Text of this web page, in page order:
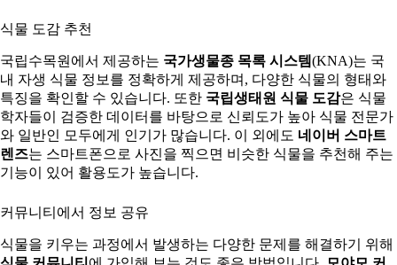
식물 도감 추천
국립수목원에서 제공하는 국가생물종 목록 시스템(KNA)는 국
내 자생 식물 정보를 정확하게 제공하며, 다양한 식물의 형태와
특징을 확인할 수 있습니다. 또한 국립생태원 식물 도감은 식물
학자들이 검증한 데이터를 바탕으로 신뢰도가 높아 식물 전문가
와 일반인 모두에게 인기가 많습니다. 이 외에도 네이버 스마트
렌즈는 스마트폰으로 사진을 찍으면 비슷한 식물을 추천해 주는
기능이 있어 활용도가 높습니다.
커뮤니티에서 정보 공유
식물을 키우는 과정에서 발생하는 다양한 문제를 해결하기 위해